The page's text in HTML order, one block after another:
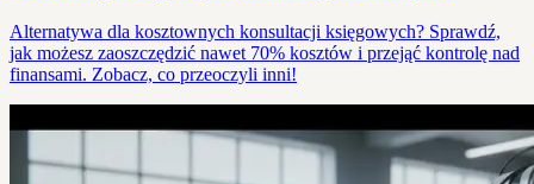
Alternatywa dla kosztownych konsultacji księgowych? Sprawdź,
jak możesz zaoszczędzić nawet 70% kosztów i przejąć kontrolę nad
finansami. Zobacz, co przeoczyli inni!